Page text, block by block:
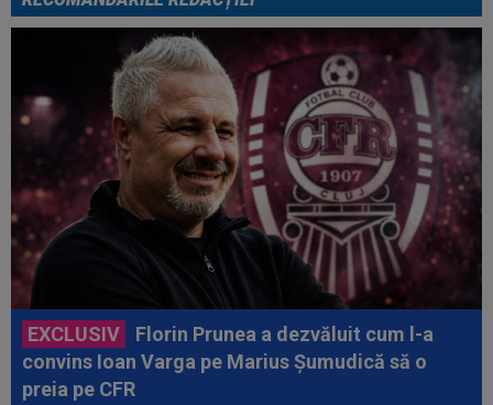
EXCLUSIV
Florin Prunea a dezvăluit cum l-a
convins Ioan Varga pe Marius Șumudică să o
preia pe CFR